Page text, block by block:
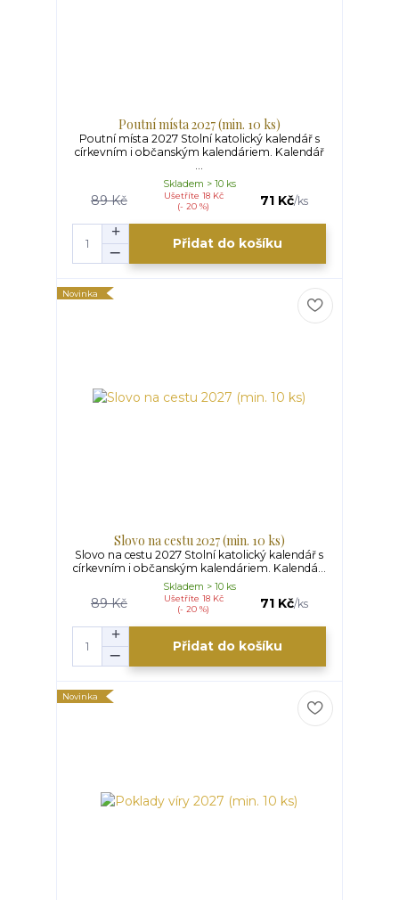
Poutní místa 2027 (min. 10 ks)
Poutní místa 2027 Stolní katolický kalendář s
církevním i občanským kalendáriem. Kalendář
89 Kč
Ušetříte 18 Kč
(- 20 %)
71 Kč/ks
Skladem > 10 ks
Přidat do košíku
Novinka
Slovo na cestu 2027 (min. 10 ks)
Slovo na cestu 2027 Stolní katolický kalendář s
církevním i občanským kalendáriem. Kalendá...
89 Kč
Ušetříte 18 Kč
(- 20 %)
71 Kč/ks
Skladem > 10 ks
Přidat do košíku
Novinka